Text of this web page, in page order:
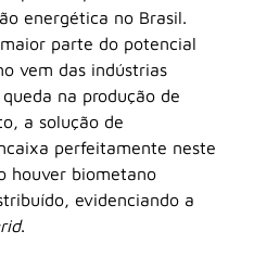
energética no Brasil.
parte do potencial
vem das indústrias
na produção de
a solução de
perfeitamente neste
houver biometano
evidenciando a
.